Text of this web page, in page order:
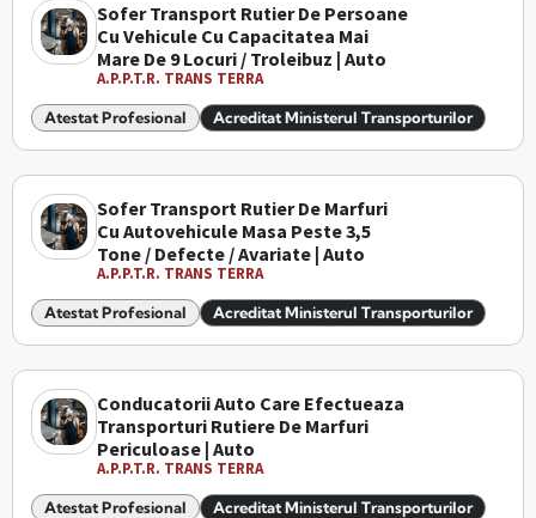
Sofer Transport Rutier De Persoane
Cu Vehicule Cu Capacitatea Mai
Mare De 9 Locuri / Troleibuz | Auto
A.P.P.T.R. TRANS TERRA
Atestat Profesional Acreditat Ministerul Transporturilor
Sofer Transport Rutier De Marfuri
Cu Autovehicule Masa Peste 3,5
Tone / Defecte / Avariate | Auto
A.P.P.T.R. TRANS TERRA
Atestat Profesional Acreditat Ministerul Transporturilor
Conducatorii Auto Care Efectueaza
Transporturi Rutiere De Marfuri
Periculoase | Auto
A.P.P.T.R. TRANS TERRA
Atestat Profesional Acreditat Ministerul Transporturilor